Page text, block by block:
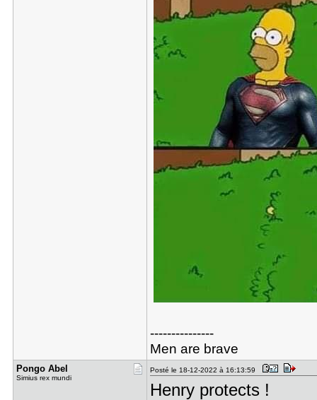
---------------
Men are brave
Pongo Abel
Simius rex mundi
Posté le 18-12-2022 à 16:13:59
Henry protects !